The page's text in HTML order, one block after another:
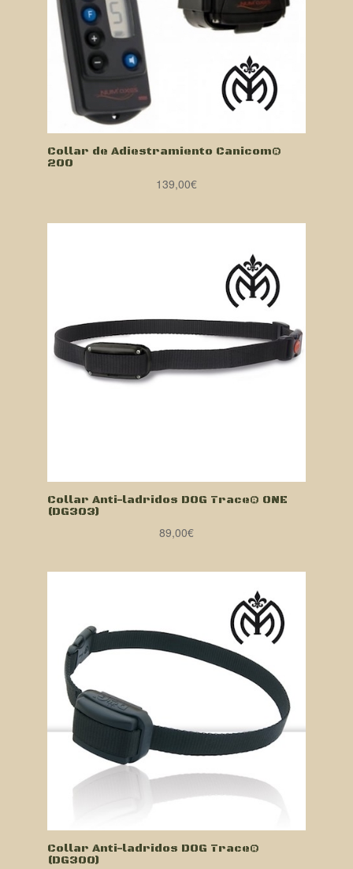
Collar de Adiestramiento Canicom®
200
139,00€
Collar Anti-ladridos DOG Trace® ONE
(DG303)
89,00€
Collar Anti-ladridos DOG Trace®
(DG300)